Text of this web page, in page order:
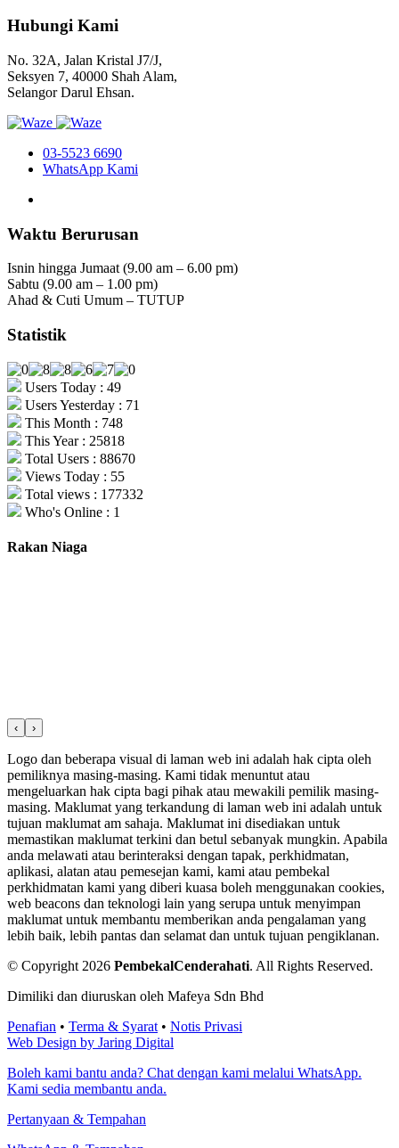
Hubungi Kami
No. 32A, Jalan Kristal J7/J,
Seksyen 7, 40000 Shah Alam,
Selangor Darul Ehsan.
03-5523 6690
WhatsApp Kami
Waktu Berurusan
Isnin hingga Jumaat (9.00 am – 6.00 pm)
Sabtu (9.00 am – 1.00 pm)
Ahad & Cuti Umum – TUTUP
Statistik
Users Today : 49
Users Yesterday : 71
This Month : 748
This Year : 25818
Total Users : 88670
Views Today : 55
Total views : 177332
Who's Online : 1
Rakan Niaga
‹ ›
Logo dan beberapa visual di laman web ini adalah hak cipta oleh
pemiliknya masing-masing. Kami tidak menuntut atau
mengeluarkan hak cipta bagi pihak atau mewakili pemilik masing-
masing. Maklumat yang terkandung di laman web ini adalah untuk
tujuan maklumat am sahaja. Maklumat ini disediakan untuk
memastikan maklumat terkini dan betul sebanyak mungkin. Apabila
anda melawati atau berinteraksi dengan tapak, perkhidmatan,
aplikasi, alatan atau pemesejan kami, kami atau pembekal
perkhidmatan kami yang diberi kuasa boleh menggunakan cookies,
web beacons dan teknologi lain yang serupa untuk menyimpan
maklumat untuk membantu memberikan anda pengalaman yang
lebih baik, lebih pantas dan selamat dan untuk tujuan pengiklanan.
© Copyright 2026 PembekalCenderahati. All Rights Reserved.
Dimiliki dan diuruskan oleh Mafeya Sdn Bhd
Penafian • Terma & Syarat • Notis Privasi
Web Design by Jaring Digital
Boleh kami bantu anda? Chat dengan kami melalui WhatsApp.
Kami sedia membantu anda.
Pertanyaan & Tempahan